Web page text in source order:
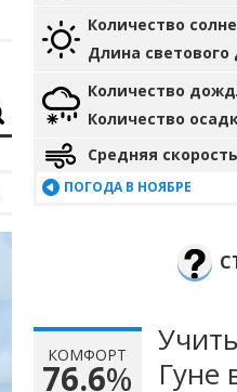
Количество
Длина светового
Количество
Количество
Средняя
ПОГОДА В НОЯБРЕ
КОМФОРТ
76.6%
Гуне